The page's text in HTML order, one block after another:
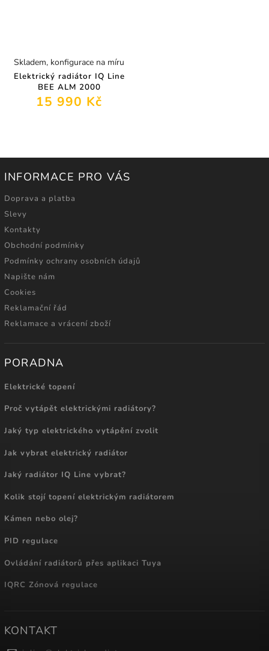
Elektrický radiátor IQ Line
BEE ALM 2000
Skladem, konfigurace na míru
15 990 Kč
INFORMACE PRO VÁS
Doprava a platba
Slevy
Kontakty
Obchodní podmínky
Podmínky ochrany osobních údajů
Napište nám
Cookies
Reklamační řád
Reklamace a vrácení zboží
PORADNA
Elektrické topení
Proč vytápět elektrickými radiátory?
Jaký typ elektrického vytápění zvolit
Jak vybrat elektrický radiátor
Jaký radiátor IQ Line vybrat?
Kolik stojí topení elektrickým radiátorem
Kámen nebo olej?
PID regulace
Ovládání radiátorů přes aplikaci Tuya
IQRC Zónová regulace
KONTAKT